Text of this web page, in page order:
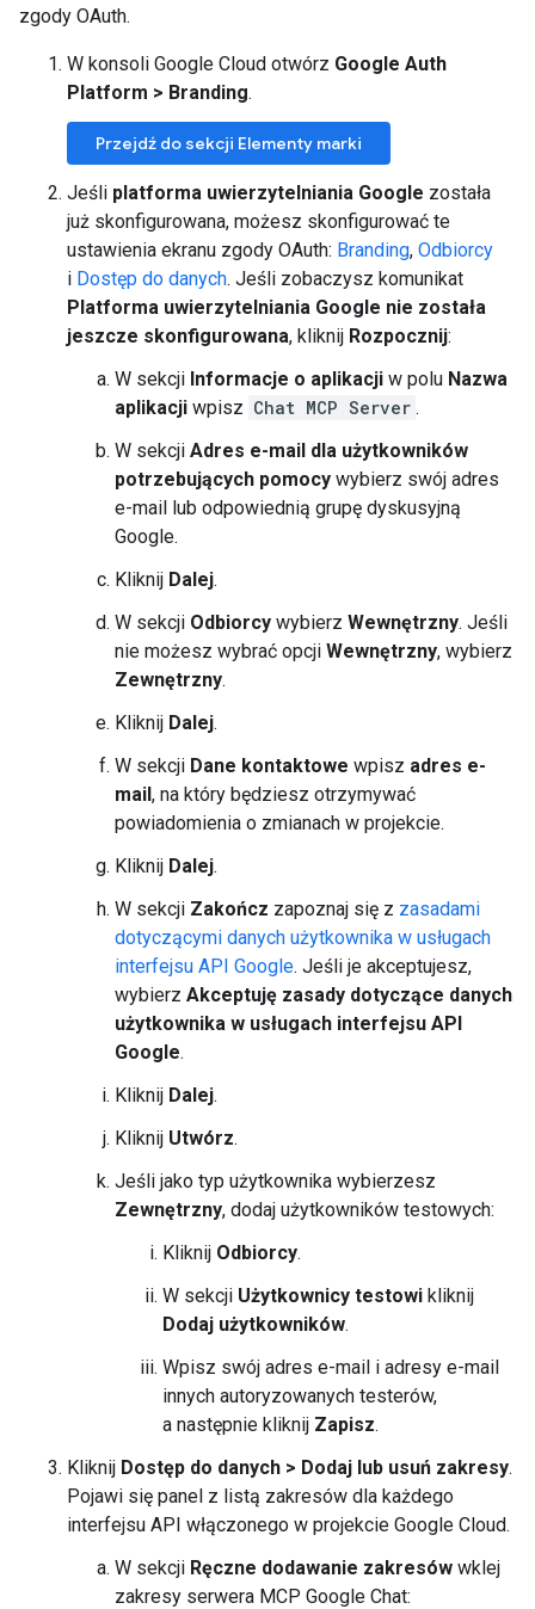
zgody OAuth.
W konsoli Google Cloud otwórz Google Auth
Platform > Branding.
Przejdź do sekcji Elementy marki
Jeśli platforma uwierzytelniania Google została
już skonfigurowana, możesz skonfigurować te
ustawienia ekranu zgody OAuth: Branding, Odbiorcy
i Dostęp do danych. Jeśli zobaczysz komunikat
Platforma uwierzytelniania Google nie została
jeszcze skonfigurowana, kliknij Rozpocznij:
W sekcji Informacje o aplikacji w polu Nazwa
aplikacji wpisz Chat MCP Server .
W sekcji Adres e-mail dla użytkowników
potrzebujących pomocy wybierz swój adres
e-mail lub odpowiednią grupę dyskusyjną
Google.
Kliknij Dalej.
W sekcji Odbiorcy wybierz Wewnętrzny. Jeśli
nie możesz wybrać opcji Wewnętrzny, wybierz
Zewnętrzny.
Kliknij Dalej.
W sekcji Dane kontaktowe wpisz adres e-
mail, na który będziesz otrzymywać
powiadomienia o zmianach w projekcie.
Kliknij Dalej.
W sekcji Zakończ zapoznaj się z zasadami
dotyczącymi danych użytkownika w usługach
interfejsu API Google. Jeśli je akceptujesz,
wybierz Akceptuję zasady dotyczące danych
użytkownika w usługach interfejsu API
Google.
Kliknij Dalej.
Kliknij Utwórz.
Jeśli jako typ użytkownika wybierzesz
Zewnętrzny, dodaj użytkowników testowych:
Kliknij Odbiorcy.
W sekcji Użytkownicy testowi kliknij
Dodaj użytkowników.
Wpisz swój adres e-mail i adresy e-mail
innych autoryzowanych testerów,
a następnie kliknij Zapisz.
Kliknij Dostęp do danych > Dodaj lub usuń zakresy.
Pojawi się panel z listą zakresów dla każdego
interfejsu API włączonego w projekcie Google Cloud.
W sekcji Ręczne dodawanie zakresów wklej
zakresy serwera MCP Google Chat: